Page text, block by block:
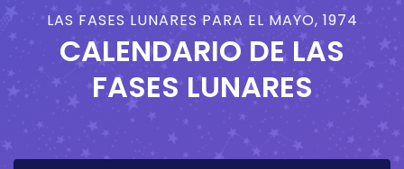
LAS FASES LUNARES PARA EL MAYO, 1974
CALENDARIO DE LAS
FASES LUNARES